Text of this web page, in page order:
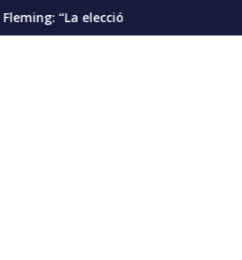
debería pautarse para
Cáncer de